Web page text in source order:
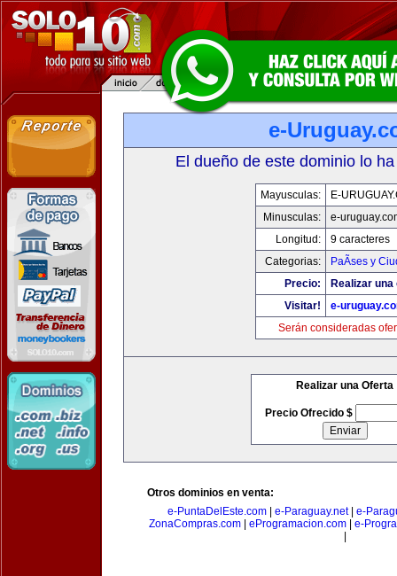
e-
El dueño de este dominio lo
Mayusculas:
E-
Minusculas:
e-
Longitud:
9 caracteres
Categorias:
PaÃ­ses y
Precio:
Realizar
Visitar!
e-
Serán consideradas
Realizar una Oferta
Precio Ofrecido $
Otros dominios en venta:
e-PuntaDelEste.com
e-Paraguay.net| e-
ZonaCompras.com
eProgramacion.com
e-